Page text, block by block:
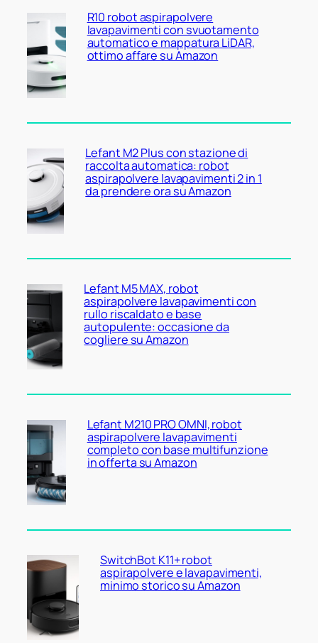
R10 robot aspirapolvere
lavapavimenti con svuotamento
automatico e mappatura LiDAR,
ottimo affare su Amazon
Lefant M2 Plus con stazione di
raccolta automatica: robot
aspirapolvere lavapavimenti 2 in 1
da prendere ora su Amazon
Lefant M5 MAX, robot
aspirapolvere lavapavimenti con
rullo riscaldato e base
autopulente: occasione da
cogliere su Amazon
Lefant M210 PRO OMNI, robot
aspirapolvere lavapavimenti
completo con base multifunzione
in offerta su Amazon
SwitchBot K11+ robot
aspirapolvere e lavapavimenti,
minimo storico su Amazon